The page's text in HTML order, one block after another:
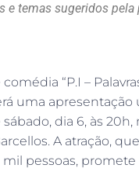
e temas sugeridos pela
“P.I –
uma apresentação
dia 6, às 20h,
A atração,
pessoas,